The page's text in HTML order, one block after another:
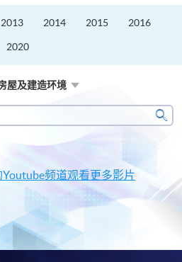
2013 2014 2015 2016
2020
屋及建造环境
搜
频道观看更多影片